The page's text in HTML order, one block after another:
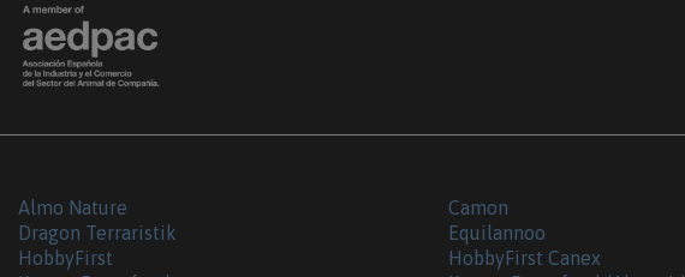
Almo Nature Camon
Dragon Terraristik
Equilannoo
HobbyFirst
HobbyFirst Canex